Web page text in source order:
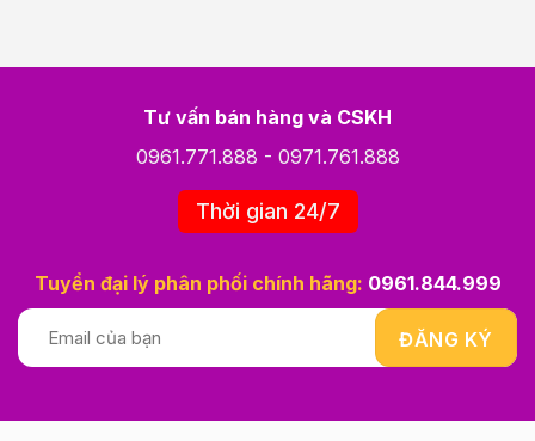
Tư vấn bán hàng và CSKH
0961.771.888 - 0971.761.888
Thời gian 24/7
Tuyển đại lý phân phối chính hãng: 0961.844.999